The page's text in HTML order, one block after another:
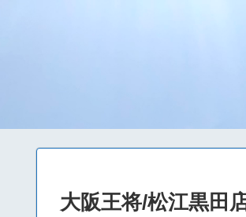
大阪王将/松江黒田